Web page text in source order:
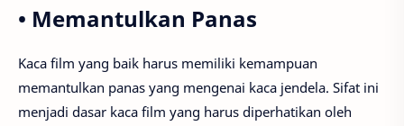
• Memantulkan Panas
Kaca film yang baik harus memiliki kemampuan
memantulkan panas yang mengenai kaca jendela. Sifat ini
menjadi dasar kaca film yang harus diperhatikan oleh